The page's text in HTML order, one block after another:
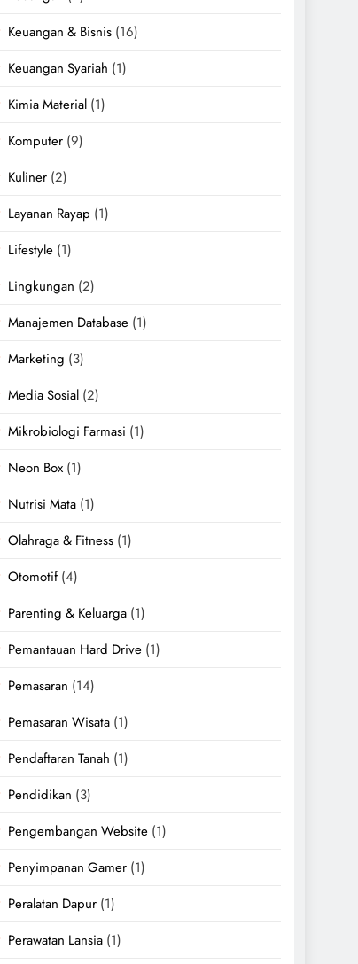
Keuangan & Bisnis (16)
Keuangan Syariah (1)
Kimia Material (1)
Komputer (9)
Kuliner (2)
Layanan Rayap (1)
Lifestyle (1)
Lingkungan (2)
Manajemen Database (1)
Marketing (3)
Media Sosial (2)
Mikrobiologi Farmasi (1)
Neon Box (1)
Nutrisi Mata (1)
Olahraga & Fitness (1)
Otomotif(4)
Parenting & Keluarga (1)
Pemantauan Hard Drive (1)
Pemasaran (14)
Pemasaran Wisata (1)
Pendaftaran Tanah (1)
Pendidikan (3)
Pengembangan Website (1)
Penyimpanan Gamer (1)
Peralatan Dapur (1)
Perawatan Lansia (1)